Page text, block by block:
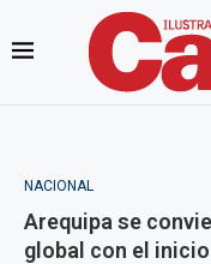
NACIONAL
Arequipa se
global con el